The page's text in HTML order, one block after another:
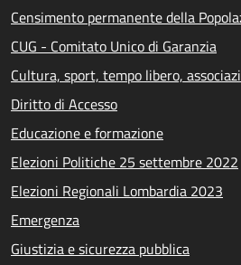
Censimento permanente della
CUG - Comitato Unico di Garanzia
Cultura, sport, tempo libero,
Diritto di Accesso
Educazione e formazione
Elezioni Politiche 25 settembre 2022
Elezioni Regionali Lombardia 2023
Emergenza
Giustizia e sicurezza pubblica